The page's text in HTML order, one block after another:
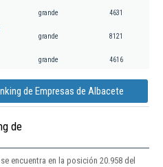
grande 4631
grande 8121
grande 4616
de Empresas de Albacete
de
encuentra en la posición 20.958 del